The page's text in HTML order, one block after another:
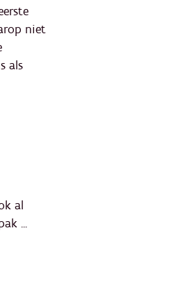
niet
als
al
...